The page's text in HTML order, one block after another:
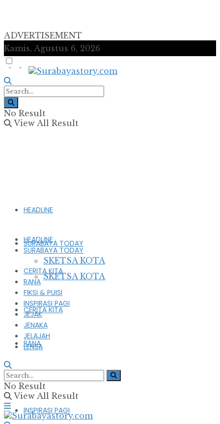
ADVERTISEMENT
Kamis, Agustus 6, 2026
No Result
View All Result
HEADLINE
SURABAYA TODAY
SKETSA KOTA
CERITA KITA
RANA
FIKSI & PUISI
INSPIRASI PAGI
HEADLINE
SURABAYA TODAY
SKETSA KOTA
CERITA KITA
RANA
FIKSI & PUISI
INSPIRASI PAGI
JEJAK
JENAKA
JELAJAH
LENSA
No Result
View All Result